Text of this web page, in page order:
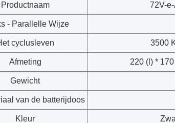
Productnaam 72V-
- Parallelle Wijze
cyclusleven 3500
Afmeting 220 (l) *
Gewicht
van de batterijdoos
Kleur